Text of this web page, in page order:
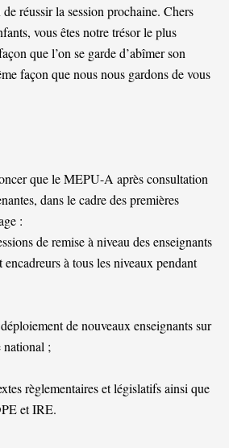
réussir la session prochaine. Chers
vous êtes notre trésor le plus
que l’on se garde d’abîmer son
façon que nous nous gardons de vous
que le MEPU-A après consultation
dans le cadre des premières
:
de remise à niveau des enseignants
encadreurs à tous les niveaux pendant
de nouveaux enseignants sur
national ;
règlementaires et législatifs ainsi que
et IRE.